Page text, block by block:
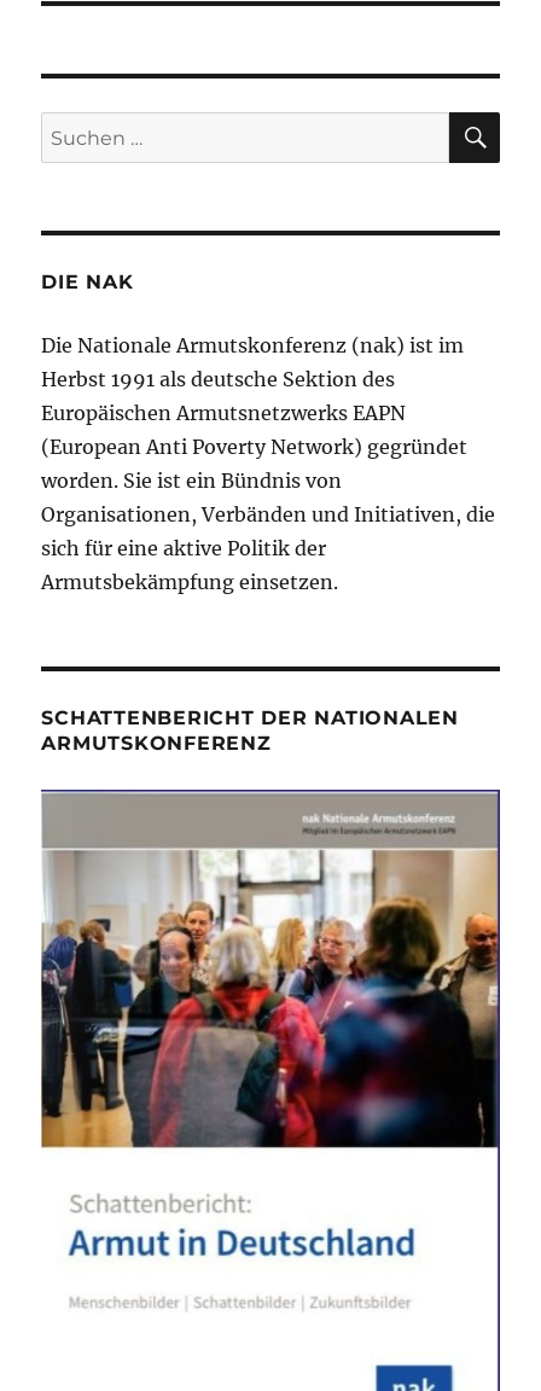
Suchen
nach:
DIE NAK
Die Nationale Armutskonferenz (nak) ist im
Herbst 1991 als deutsche Sektion des
Europäischen Armutsnetzwerks EAPN
(European Anti Poverty Network) gegründet
worden. Sie ist ein Bündnis von
Organisationen, Verbänden und Initiativen, die
sich für eine aktive Politik der
Armutsbekämpfung einsetzen.
SCHATTENBERICHT DER NATIONALEN
ARMUTSKONFERENZ